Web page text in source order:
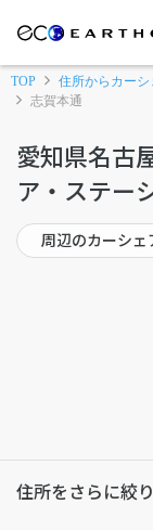
TOP 住所からカー
志賀本通
愛知県名古
ア・ステー
周辺のカーシェ
住所をさらに絞